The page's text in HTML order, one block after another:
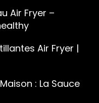
Air Fryer –
Air Fryer |
: La Sauce